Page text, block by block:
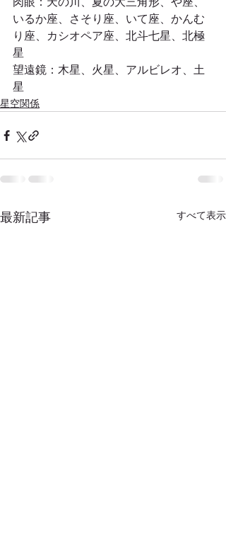
いるか座、さそり座、いて座、かんむ
り座、カシオペア座、北斗七星、北極
星
望遠鏡：木星、火星、アルビレオ、土
星
星空関係
最新記事 すべて表示